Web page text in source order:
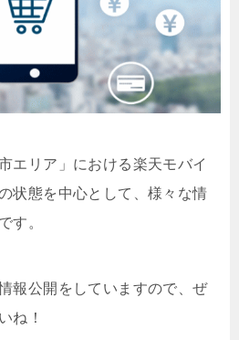
エリア」における楽天モバイ
状態を中心として、様々な情
す。
報公開をしていますので、ぜ
ね！